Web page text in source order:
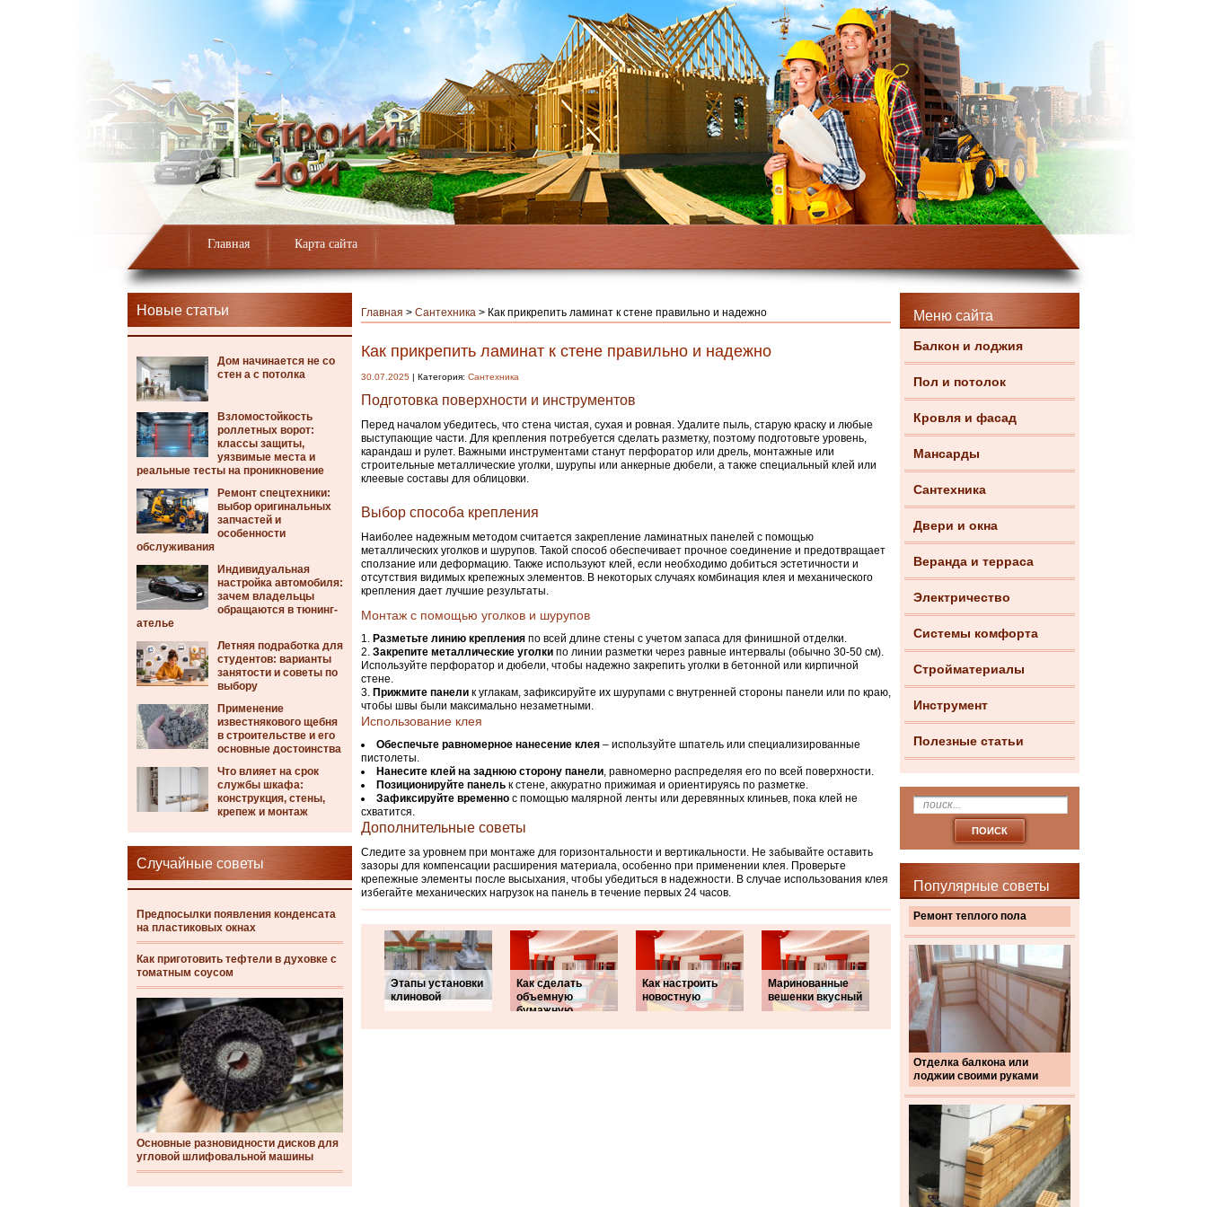
Главная Карта сайта
Новые статьи
Дом начинается не со
стен а с потолка
Взломостойкость
роллетных ворот:
классы защиты,
уязвимые места и
реальные тесты на проникновение
Ремонт спецтехники:
выбор оригинальных
запчастей и
особенности
обслуживания
Индивидуальная
настройка автомобиля:
зачем владельцы
обращаются в тюнинг-
ателье
Летняя подработка для
студентов: варианты
занятости и советы по
выбору
Применение
известнякового щебня
в строительстве и его
основные достоинства
Что влияет на срок
службы шкафа:
конструкция, стены,
крепеж и монтаж
Случайные советы
Предпосылки появления конденсата
на пластиковых окнах
Как приготовить тефтели в духовке с
томатным соусом
Основные разновидности дисков для
угловой шлифовальной машины
Меню сайта
Балкон и лоджия
Пол и потолок
Кровля и фасад
Мансарды
Сантехника
Двери и окна
Веранда и терраса
Электричество
Системы комфорта
Стройматериалы
Инструмент
Полезные статьи
Популярные советы
Ремонт теплого пола
Отделка балкона или
лоджии своими руками
Главная > Сантехника > Как прикрепить ламинат к стене правильно и надежно
Как прикрепить ламинат к стене правильно и надежно
30.07.2025 | Категория: Сантехника
Подготовка поверхности и инструментов
Перед началом убедитесь, что стена чистая, сухая и ровная. Удалите пыль, старую краску и любые
выступающие части. Для крепления потребуется сделать разметку, поэтому подготовьте уровень,
карандаш и рулет. Важными инструментами станут перфоратор или дрель, монтажные или
строительные металлические уголки, шурупы или анкерные дюбели, а также специальный клей или
клеевые составы для облицовки.
Выбор способа крепления
Наиболее надежным методом считается закрепление ламинатных панелей с помощью
металлических уголков и шурупов. Такой способ обеспечивает прочное соединение и предотвращает
сползание или деформацию. Также используют клей, если необходимо добиться эстетичности и
отсутствия видимых крепежных элементов. В некоторых случаях комбинация клея и механического
крепления дает лучшие результаты.
Монтаж с помощью уголков и шурупов
Разметьте линию крепления по всей длине стены с учетом запаса для финишной отделки.
Закрепите металлические уголки по линии разметки через равные интервалы (обычно 30-50 см).
Используйте перфоратор и дюбели, чтобы надежно закрепить уголки в бетонной или кирпичной
стене.
Прижмите панели к углакам, зафиксируйте их шурупами с внутренней стороны панели или по краю,
чтобы швы были максимально незаметными.
Использование клея
Обеспечьте равномерное нанесение клея – используйте шпатель или специализированные
пистолеты.
Нанесите клей на заднюю сторону панели, равномерно распределяя его по всей поверхности.
Позиционируйте панель к стене, аккуратно прижимая и ориентируясь по разметке.
Зафиксируйте временно с помощью малярной ленты или деревянных клиньев, пока клей не
схватится.
Дополнительные советы
Следите за уровнем при монтаже для горизонтальности и вертикальности. Не забывайте оставить
зазоры для компенсации расширения материала, особенно при применении клея. Проверьте
крепежные элементы после высыхания, чтобы убедиться в надежности. В случае использования клея
избегайте механических нагрузок на панель в течение первых 24 часов.
Этапы установки
клиновой
Как сделать
объемную
бумажную
Как настроить
новостную
Маринованные
вешенки вкусный